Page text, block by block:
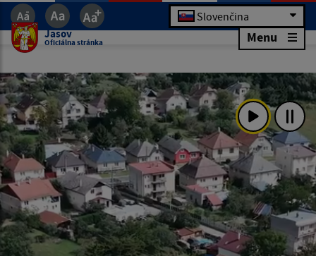
Slovenčina
Jasov
Oficiálna stránka Menu